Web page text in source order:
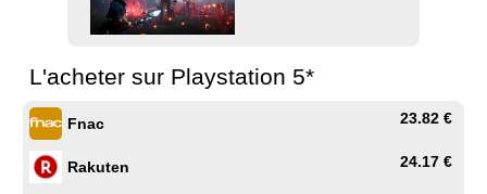
L'acheter sur Playstation 5*
Fnac 23.82 €
Rakuten 24.17 €